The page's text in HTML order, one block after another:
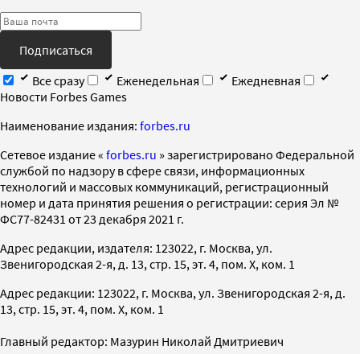
Подписаться
Все сразу
Еженедельная
Ежедневная
Новости Forbes Games
Наименование издания: forbes.ru
Cетевое издание « forbes.ru » зарегистрировано Федеральной
службой по надзору в сфере связи, информационных
технологий и массовых коммуникаций, регистрационный
номер и дата принятия решения о регистрации: серия Эл №
ФС77-82431 от 23 декабря 2021 г.
Адрес редакции, издателя: 123022, г. Москва, ул.
Звенигородская 2-я, д. 13, стр. 15, эт. 4, пом. X, ком. 1
Адрес редакции: 123022, г. Москва, ул. Звенигородская 2-я, д.
13, стр. 15, эт. 4, пом. X, ком. 1
Главный редактор: Мазурин Николай Дмитриевич